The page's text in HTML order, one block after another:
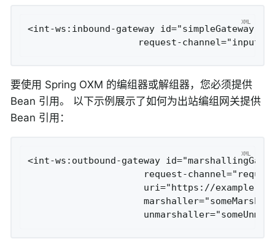
<int-ws:inbound-gateway id="simpleGateway"
request-
要使用 Spring OXM 的编组器或解组器，您必须提供
Bean 引用。 以下示例展示了如何为出站编组网关提供
Bean 引用：
<int-ws:outbound-gateway
request-
uri="https://